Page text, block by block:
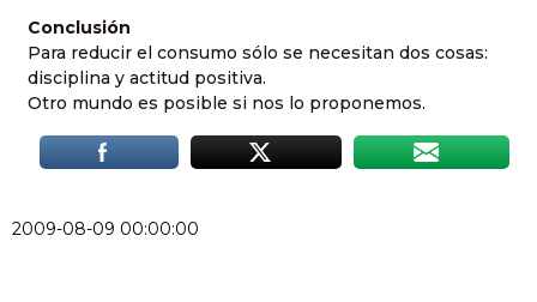
Conclusión
Para reducir el consumo sólo se necesitan dos cosas:
disciplina y actitud positiva.
Otro mundo es posible si nos lo proponemos.
2009-08-09 00:00:00